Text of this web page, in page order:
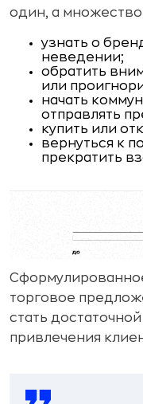
один, а
узнать о
неведении;
обратить
или
начать
отправлять
купить или
вернуться к
прекратить
торговое
стать
привлечения